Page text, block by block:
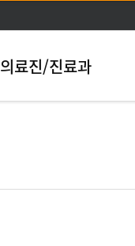
의료진/진료과